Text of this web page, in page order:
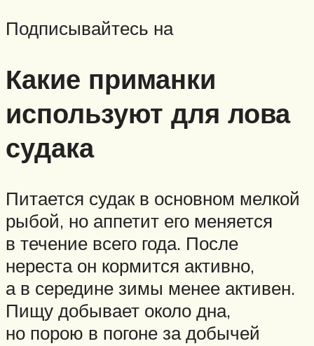
Подписывайтесь на
Какие приманки
используют для лова
судака
Питается судак в основном мелкой
рыбой, но аппетит его меняется
в течение всего года. После
нереста он кормится активно,
а в середине зимы менее активен.
Пищу добывает около дна,
но порою в погоне за добычей